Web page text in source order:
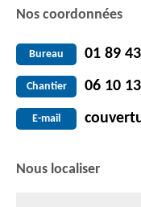
Nos coordonnées
Bureau 01 89
Chantier 06 10
E-mail
Nous localiser